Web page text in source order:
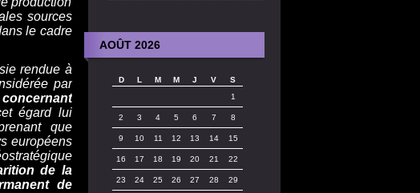
AOÛT 2026
D L M M J V
S
1
2 3 4 5 6 7 8
9 10 11 12 13 14 15
16 17 18 19 20 21 22
23 24 25 26 27 28 29
sources
le cadre
rendue à
par
égard lui
que
européens
de la
de